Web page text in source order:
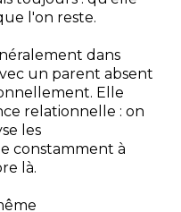
l'on reste.
dans
un parent absent
Elle
relationnelle : on
les
constamment à
là.